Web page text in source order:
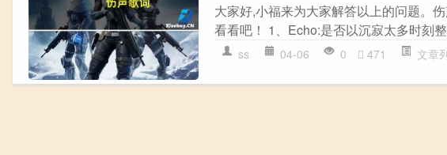
大家好,小福来为大家解答以上的问题。
看看吧！ 1、Echo:是否以沉寂太多时刻
ss 04-06 0 471 文章